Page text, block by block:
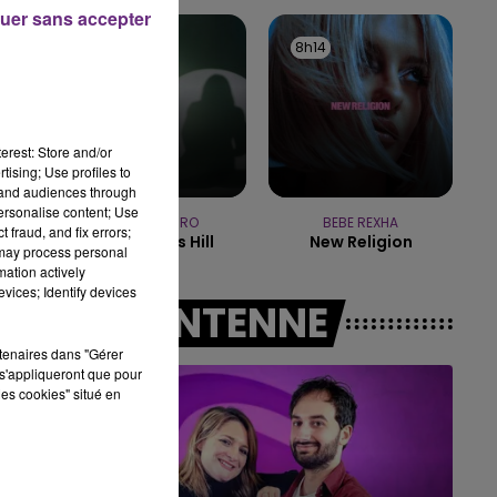
LA RADIO POP
SIENNA SPIRO
Die On This Hill
8h14
8h14
BEBE REXHA
New Religion
A L'ANTENNE
Store and/or
Use profiles to
audiences through
content; Use
fraud, and fix errors;
process personal
actively
Identify devices
dans "Gérer
que pour
cookies" situé en
sans accepter